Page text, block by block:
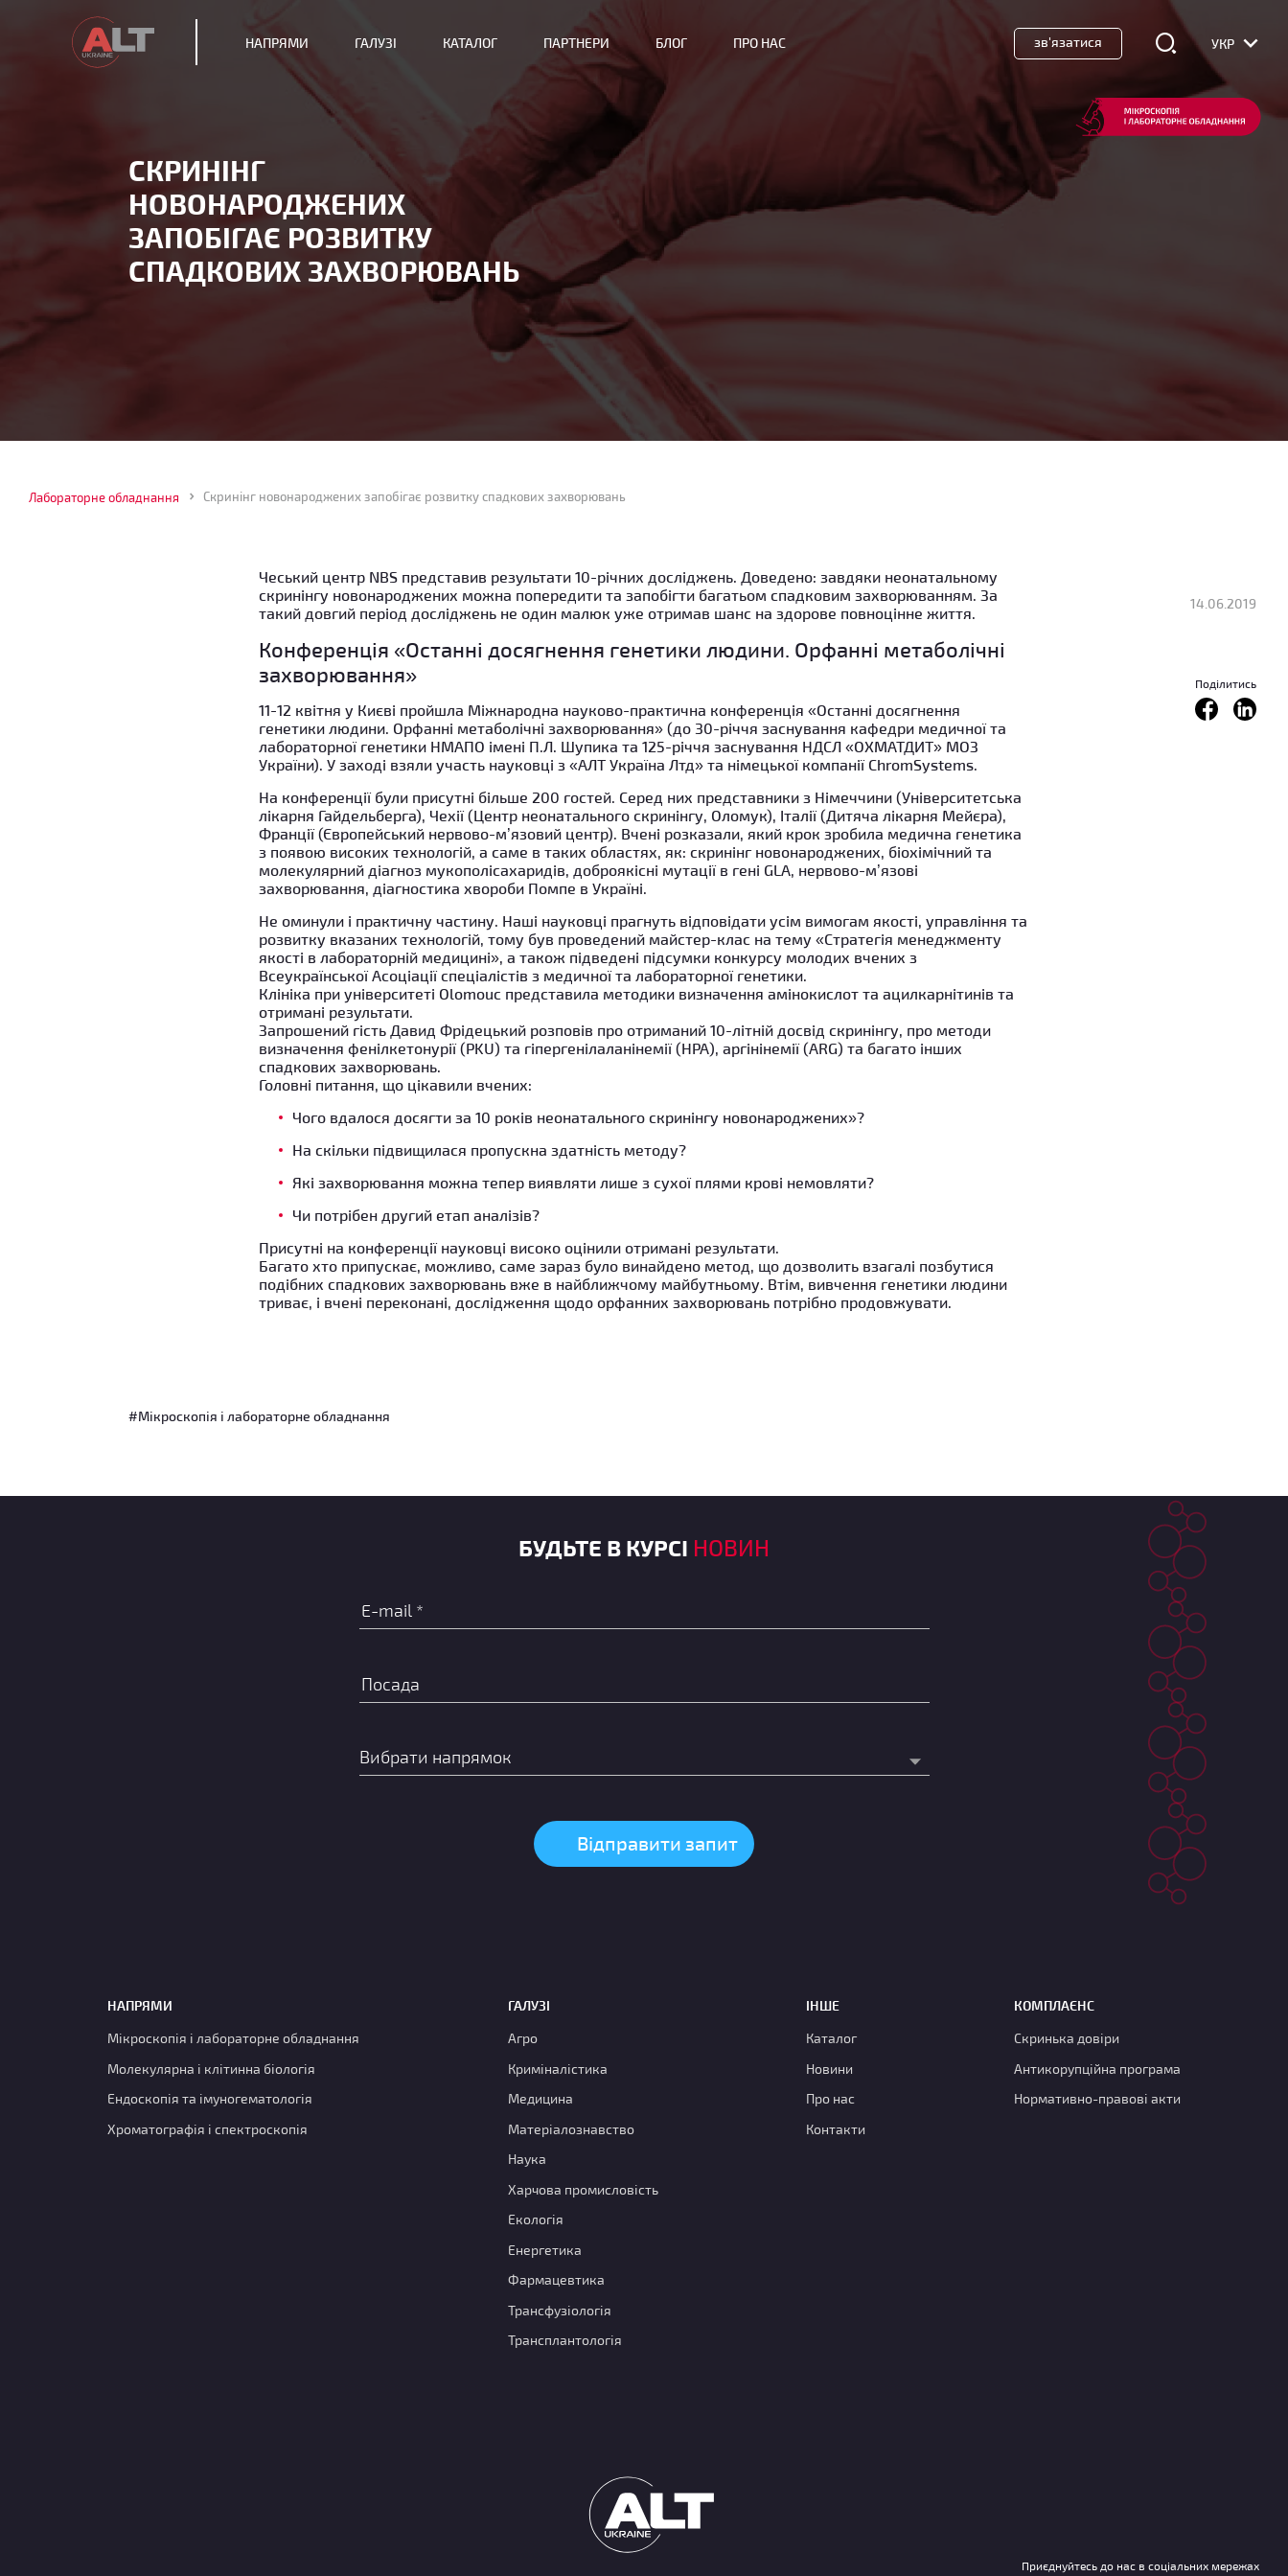
СКРИНІНГ
НОВОНАРОДЖЕНИХ
ЗАПОБІГАЄ РОЗВИТКУ
СПАДКОВИХ ЗАХВОРЮВАНЬ
НАПРЯМИ ГАЛУЗІ КАТАЛОГ ПАРТНЕРИ БЛОГ ПРО НАС зв'язатися УКР
Лабораторне обладнання Скринінг новонароджених запобігає розвитку спадкових захворювань
14.06.2019
Поділитись
Чеський центр NBS представив результати 10-річних досліджень. Доведено: завдяки неонатальному
скринінгу новонароджених можна попередити та запобігти багатьом спадковим захворюванням. За
такий довгий період досліджень не один малюк уже отримав шанс на здорове повноцінне життя.
Конференція «Останні досягнення генетики людини. Орфанні метаболічні
захворювання»
11-12 квітня у Києві пройшла Міжнародна науково-практична конференція «Останні досягнення
генетики людини. Орфанні метаболічні захворювання» (до 30-річчя заснування кафедри медичної та
лабораторної генетики НМАПО імені П.Л. Шупика та 125-річчя заснування НДСЛ «ОХМАТДИТ» МОЗ
України). У заході взяли участь науковці з «АЛТ Україна Лтд» та німецької компанії ChromSystems.
На конференції були присутні більше 200 гостей. Серед них представники з Німеччини (Університетська
лікарня Гайдельберга), Чехії (Центр неонатального скринінгу, Оломук), Італії (Дитяча лікарня Мейєра),
Франції (Європейський нервово-м’язовий центр). Вчені розказали, який крок зробила медична генетика
з появою високих технологій, а саме в таких областях, як: скринінг новонароджених, біохімічний та
молекулярний діагноз мукополісахаридів, доброякісні мутації в гені GLA, нервово-м’язові
захворювання, діагностика хвороби Помпе в Україні.
Не оминули і практичну частину. Наші науковці прагнуть відповідати усім вимогам якості, управління та
розвитку вказаних технологій, тому був проведений майстер-клас на тему «Стратегія менеджменту
якості в лабораторній медицині», а також підведені підсумки конкурсу молодих вчених з
Всеукраїнської Асоціації спеціалістів з медичної та лабораторної генетики.
Клініка при університеті Olomouc представила методики визначення амінокислот та ацилкарнітинів та
отримані результати.
Запрошений гість Давид Фрідецький розповів про отриманий 10-літній досвід скринінгу, про методи
визначення фенілкетонурії (PKU) та гіпергенілаланінемії (HPA), аргінінемії (ARG) та багато інших
спадкових захворювань.
Головні питання, що цікавили вчених:
Чого вдалося досягти за 10 років неонатального скринінгу новонароджених»?
На скільки підвищилася пропускна здатність методу?
Які захворювання можна тепер виявляти лише з сухої плями крові немовляти?
Чи потрібен другий етап аналізів?
Присутні на конференції науковці високо оцінили отримані результати.
Багато хто припускає, можливо, саме зараз було винайдено метод, що дозволить взагалі позбутися
подібних спадкових захворювань вже в найближчому майбутньому. Втім, вивчення генетики людини
триває, і вчені переконані, дослідження щодо орфанних захворювань потрібно продовжувати.
#Мікроскопія і лабораторне обладнання
БУДЬТЕ В КУРСІ НОВИН
НАПРЯМИ
Мікроскопія і лабораторне обладнання
Молекулярна і клітинна біологія
Ендоскопія та імуногематологія
Хроматографія і спектроскопія
ГАЛУЗІ
Агро
Криміналістика
Медицина
Матеріалознавство
Наука
Харчова промисловість
Екологія
Енергетика
Фармацевтика
Трансфузіологія
Трансплантологія
ІНШЕ
Каталог
Новини
Про нас
Контакти
КОМПЛАЄНС
Скринька довіри
Антикорупційна програма
Нормативно-правові акти
Приєднуйтесь до нас в соціальних мережах